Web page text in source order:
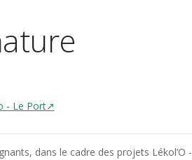
- Le Port↗
dans le cadre des projets Lékol’O -